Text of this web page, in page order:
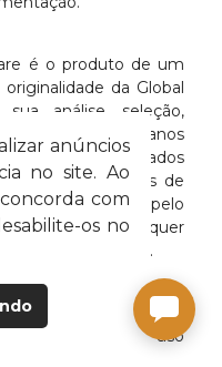
anúncios
no site. Ao
com
os no
é o produto de um
da Global
análise, seleção,
sofreríamos danos
ser compensados
os direitos de
Photobooks, pelo
de toda e qualquer
tais direitos.
licença não-exclusiva,
e para seu uso